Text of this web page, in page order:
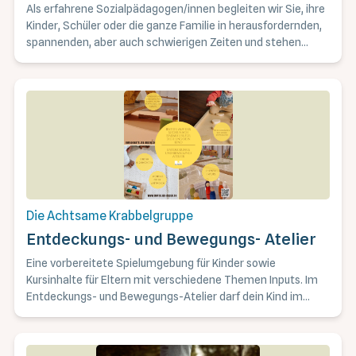
Als erfahrene Sozialpädagogen/innen begleiten wir Sie, ihre
Kinder, Schüler oder die ganze Familie in herausfordernden,
spannenden, aber auch schwierigen Zeiten und stehen
Entdeckungs- und Bewegungs- Atelier
Die Achtsame Krabbelgruppe
Eine vorbereitete Spielumgebung für Kinder sowie
Kursinhalte für Eltern mit verschiedene Themen Inputs. Im
Entdeckungs- und Bewegungs-Atelier darf dein Kind im
Elternteils und die älteren Kinder erkunden nach ihrem